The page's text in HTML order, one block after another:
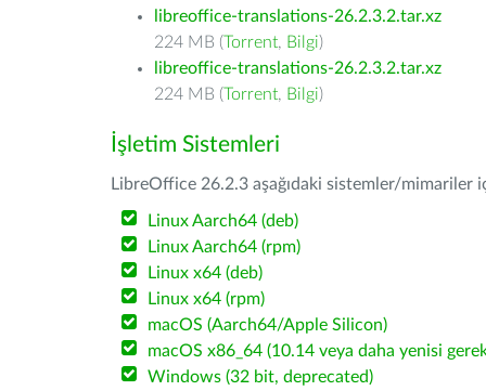
libreoffice-translations-26.2.3.2.tar.xz
224 MB (Torrent, Bilgi)
libreoffice-translations-26.2.3.2.tar.xz
224 MB (Torrent, Bilgi)
İşletim Sistemleri
LibreOffice 26.2.3 aşağıdaki sistemler/mimariler
Linux Aarch64 (deb)
Linux Aarch64 (rpm)
Linux x64 (deb)
Linux x64 (rpm)
macOS (Aarch64/Apple Silicon)
macOS x86_64 (10.14 veya daha yenisi
Windows (32 bit, deprecated)